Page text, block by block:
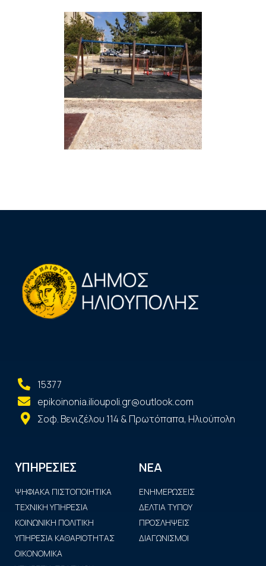
15377
epikoinonia.ilioupoli.gr@outlook.com
Σοφ. Βενιζέλου 114 & Πρωτόπαπα, Ηλιούπολη
ΥΠΗΡΕΣΙΕΣ
ΨΗΦΙΑΚΑ ΠΙΣΤΟΠΟΙΗΤΙΚΑ
ΤΕΧΝΙΚΗ ΥΠΗΡΕΣΙΑ
ΚΟΙΝΩΝΙΚΗ ΠΟΛΙΤΙΚΗ
ΥΠΗΡΕΣΙΑ ΚΑΘΑΡΙΟΤΗΤΑΣ
ΟΙΚΟΝΟΜΙΚΑ
ΝΕΑ
ΕΝΗΜΕΡΩΣΕΙΣ
ΔΕΛΤΙΑ ΤΥΠΟΥ
ΠΡΟΣΛΗΨΕΙΣ
ΔΙΑΓΩΝΙΣΜΟΙ